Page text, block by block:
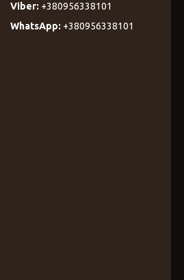
+380956338101
+380956338101